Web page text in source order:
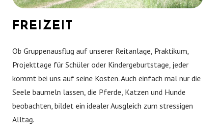
FREIZEIT
Ob Gruppenausflug auf unserer Reitanlage, Praktikum,
Projekttage für Schüler oder Kindergeburtstage, jeder
kommt bei uns auf seine Kosten. Auch einfach mal nur die
Seele baumeln lassen, die Pferde, Katzen und Hunde
beobachten, bildet ein idealer Ausgleich zum stressigen
Alltag.